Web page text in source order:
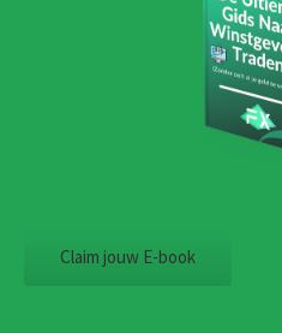
Claim jouw E-book